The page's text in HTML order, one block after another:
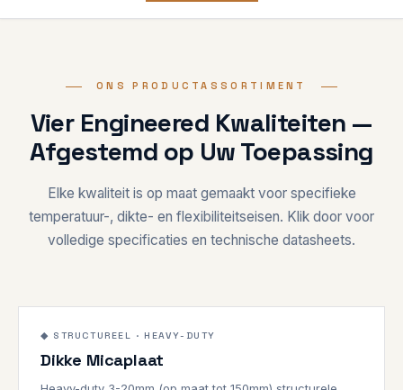
ONS PRODUCTASSORTIMENT
Vier Engineered Kwaliteiten —
Afgestemd op Uw Toepassing
Elke kwaliteit is op maat gemaakt voor specifieke
temperatuur-, dikte- en flexibiliteitseisen. Klik door voor
volledige specificaties en technische datasheets.
1000°C
STRUCTUREEL
◆ STRUCTUREEL · HEAVY-DUTY
Dikke Micaplaat